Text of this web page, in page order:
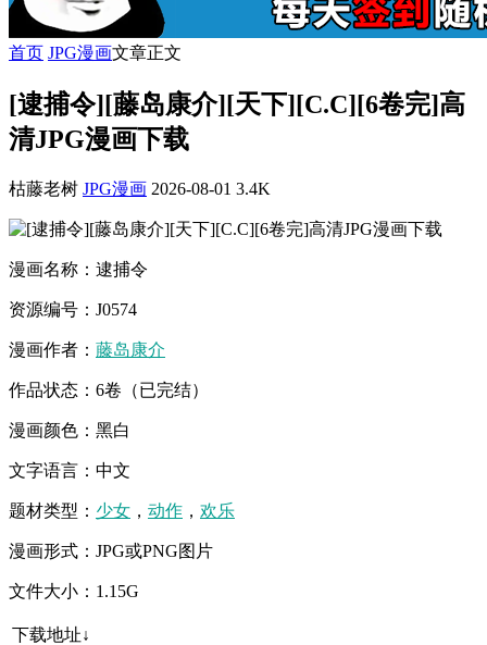
首页 JPG漫画文章正文
[逮捕令][藤岛康介][天下][C.C][6卷完]高
清JPG漫画下载
枯藤老树 JPG漫画 2026-08-01 3.4K
漫画名称：逮捕令
资源编号：J0574
漫画作者： 藤岛康介
作品状态：6卷（已完结）
漫画颜色：黑白
文字语言：中文
题材类型： 少女 ， 动作 ， 欢乐
漫画形式：JPG或PNG图片
文件大小：1.15G
下载地址↓